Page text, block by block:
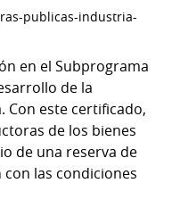
publicas-industria-
en el Subprograma
de la
Con este certificado,
de los bienes
de una reserva de
las condiciones